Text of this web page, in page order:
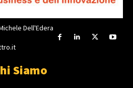
Dell'Edera
Siamo